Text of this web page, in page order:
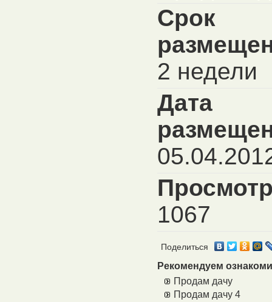
Срок
2 недели
Дата
1067
Поделиться
Рекомендуем
Продам дачу
Продам дачу 4